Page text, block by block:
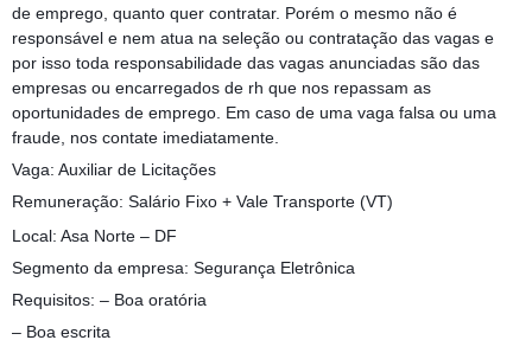
de emprego, quanto quer contratar. Porém o mesmo não é
responsável e nem atua na seleção ou contratação das vagas e
por isso toda responsabilidade das vagas anunciadas são das
empresas ou encarregados de rh que nos repassam as
oportunidades de emprego. Em caso de uma vaga falsa ou uma
fraude, nos contate imediatamente.
Vaga: Auxiliar de Licitações
Remuneração: Salário Fixo + Vale Transporte (VT)
Local: Asa Norte – DF
Segmento da empresa: Segurança Eletrônica
Requisitos: – Boa oratória
– Boa escrita